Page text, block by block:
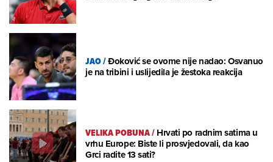
JAO/Đoković se ovome nije nadao: Osvanuo
je na tribini i uslijedila je žestoka reakcija
VELIKA POBUNA/Hrvati po radnim satima u
vrhu Europe: Biste li prosvjedovali, da kao
Grci radite 13 sati?